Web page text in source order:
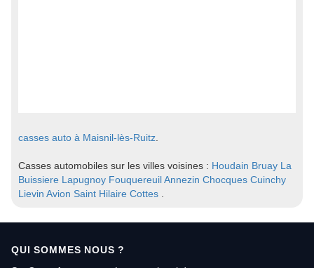
casses auto à Maisnil-lès-Ruitz
Casses automobiles sur les villes voisines : Houdain Bruay La
Buissiere Lapugnoy FouquereuilAnnezin Chocques Cuinchy
Lievin Avion Saint Hilaire Cottes
QUI SOMMES NOUS ?